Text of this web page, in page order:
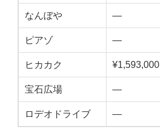
なんぼや —
ピアゾ —
ヒカカク ¥1,593,000
宝石広場 —
ロデオドライブ —